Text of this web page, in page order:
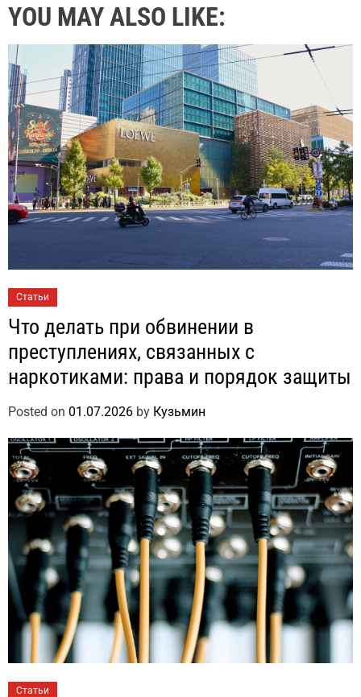
YOU MAY ALSO LIKE:
Статьи
Что делать при обвинении в
преступлениях, связанных с
наркотиками: права и порядок защиты
Posted on 01.07.2026 by Кузьмин
Статьи